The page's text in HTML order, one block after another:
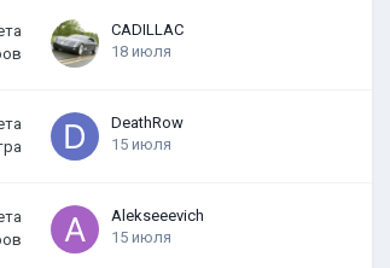
CADILLAC
18 июля
DeathRow
15 июля
Alekseeevich
15 июля